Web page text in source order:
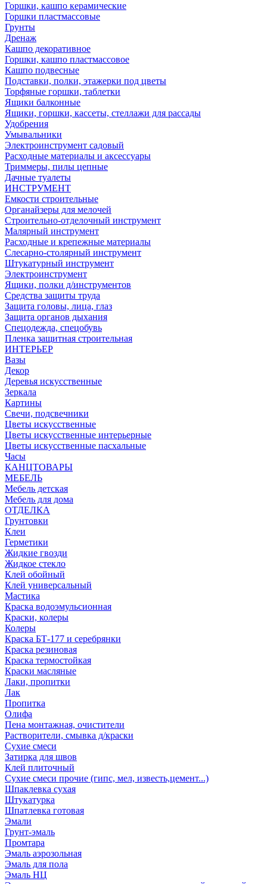
Горшки, кашпо керамические
Горшки пластмассовые
Грунты
Дренаж
Кашпо декоративное
Горшки, кашпо пластмассовое
Кашпо подвесные
Подставки, полки, этажерки под цветы
Торфяные горшки, таблетки
Ящики балконные
Ящики, горшки, кассеты, стеллажи для рассады
Удобрения
Умывальники
Электроинструмент садовый
Расходные материалы и аксессуары
Триммеры, пилы цепные
Дачные туалеты
ИНСТРУМЕНТ
Емкости строительные
Органайзеры для мелочей
Строительно-отделочный инструмент
Малярный инструмент
Расходные и крепежные материалы
Слесарно-столярный инструмент
Штукатурный инструмент
Электроинструмент
Ящики, полки д/инструментов
Средства защиты труда
Защита головы, лица, глаз
Защита органов дыхания
Спецодежда, спецобувь
Пленка защитная строительная
ИНТЕРЬЕР
Вазы
Декор
Деревья искусственные
Зеркала
Картины
Свечи, подсвечники
Цветы искусственные
Цветы искусственные интерьерные
Цветы искусственные пасхальные
Часы
КАНЦТОВАРЫ
МЕБЕЛЬ
Мебель детская
Мебель для дома
ОТДЕЛКА
Грунтовки
Клеи
Герметики
Жидкие гвозди
Жидкое стекло
Клей обойный
Клей универсальный
Мастика
Краска водоэмульсионная
Краски, колеры
Колеры
Краска БТ-177 и серебрянки
Краска резиновая
Краска термостойкая
Краски масляные
Лаки, пропитки
Лак
Пропитка
Олифа
Пена монтажная, очистители
Растворители, смывка д/краски
Сухие смеси
Затирка для швов
Клей плиточный
Сухие смеси прочие (гипс, мел, известь,цемент...)
Шпаклевка сухая
Штукатурка
Шпатлевка готовая
Эмали
Грунт-эмаль
Промтара
Эмаль аэрозольная
Эмаль для пола
Эмаль НЦ